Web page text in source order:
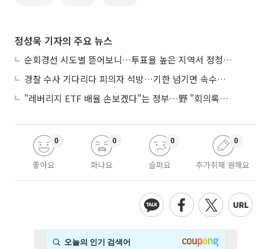
정성욱 기자의 주요 뉴스
순회경선 시도별 뜯어보니…투표율 높은 지역서 정청래 강세
경찰 수사 기다리다 피의자 석방…기한 넘기면 속수무책
"레버리지 ETF 배율 손보겠다"는 정부…野 "회의록부터 내놔야"
좋아요
0
화나요
0
슬퍼요
0
추가취재 원해요
0